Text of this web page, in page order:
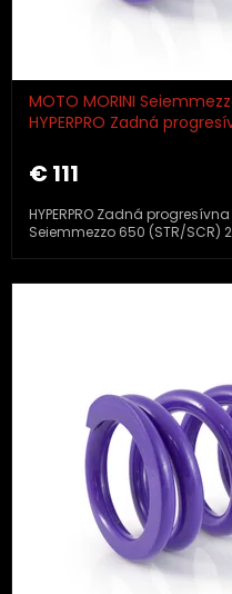
MOTO MORINI
HYPERPRO Zadná
€ 111
HYPERPRO Zadná
Seiemmezzo 650 (STR/SCR)